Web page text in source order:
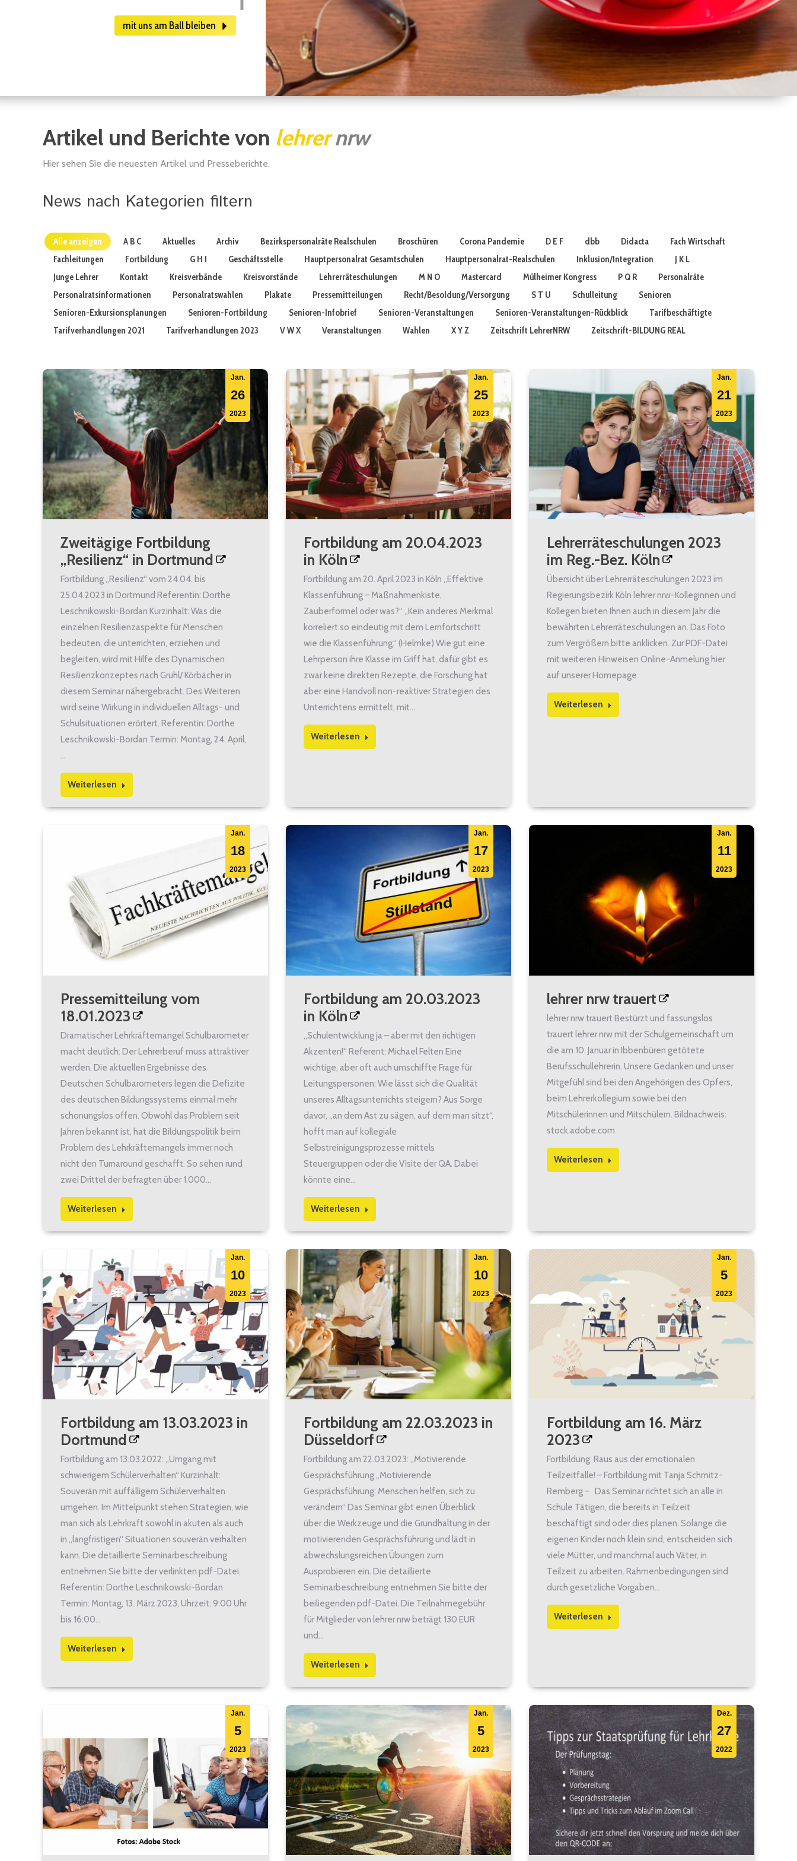
mit uns am Ball bleiben
Artikel und Berichte von lehrernrw
Hier sehen Sie die neuesten Artikel und Presseberichte.
News nach Kategorien filtern
Alle anzeigen A B C Aktuelles Archiv Bezirkspersonalräte Realschulen Broschüren Corona Pandemie D E F dbb Didacta
Fach Wirtschaft
Fachleitungen
Fortbildung G H I Geschäftsstelle Hauptpersonalrat Gesamtschulen Hauptpersonalrat-Realschulen Inklusion/Integration
J K L
Junge Lehrer
Kontakt Kreisverbände Kreisvorstände Lehrerräteschulungen M N O Mastercard Mülheimer Kongress P Q R
Personalräte
Personalratsinformationen
Personalratswahlen Plakate Pressemitteilungen Recht/Besoldung/Versorgung S T U Schulleitung
Senioren
Senioren-Exkursionsplanungen
Senioren-Fortbildung Senioren-Infobrief Senioren-Veranstaltungen Senioren-Veranstaltungen-Rückblick
Tarifbeschäftigte
Tarifverhandlungen 2021
Tarifverhandlungen 2023 V W X Veranstaltungen Wahlen X Y Z Zeitschrift LehrerNRW Zeitschrift-BILDUNG REAL
Jan.
26
2023
Zweitägige Fortbildung
„Resilienz“ in Dortmund
Fortbildung „Resilienz“ vom 24.04. bis
25.04.2023 in Dortmund Referentin: Dorthe
Leschnikowski-Bordan Kurzinhalt: Was die
einzelnen Resilienzaspekte für Menschen
bedeuten, die unterrichten, erziehen und
begleiten, wird mit Hilfe des Dynamischen
Resilienzkonzeptes nach Gruhl/ Körbächer in
diesem Seminar nähergebracht. Des Weiteren
wird seine Wirkung in individuellen Alltags- und
Schulsituationen erörtert. Referentin: Dorthe
Leschnikowski-Bordan Termin: Montag, 24. April,
…
Weiterlesen
Jan.
25
2023
Fortbildung am 20.04.2023
in Köln
Fortbildung am 20. April 2023 in Köln „Effektive
Klassenführung – Maßnahmenkiste,
Zauberformel oder was?“ „Kein anderes Merkmal
korreliert so eindeutig mit dem Lernfortschritt
wie die Klassenführung.“ (Helmke) Wie gut eine
Lehrperson ihre Klasse im Griff hat, dafür gibt es
zwar keine direkten Rezepte, die Forschung hat
aber eine Handvoll non-reaktiver Strategien des
Unterrichtens ermittelt, mit…
Weiterlesen
Jan.
21
2023
Lehrerräteschulungen 2023
im Reg.-Bez. Köln
Übersicht über Lehrerräteschulungen 2023 im
Regierungsbezirk Köln lehrer nrw-Kolleginnen und
Kollegen bieten Ihnen auch in diesem Jahr die
bewährten Lehrerräteschulungen an. Das Foto
zum Vergrößern bitte anklicken. Zur PDF-Datei
mit weiteren Hinweisen Online-Anmelung hier
auf unserer Homepage
Weiterlesen
Jan.
18
2023
Pressemitteilung vom
18.01.2023
Dramatischer Lehrkräftemangel Schulbarometer
macht deutlich: Der Lehrerberuf muss attraktiver
werden. Die aktuellen Ergebnisse des
Deutschen Schulbarometers legen die Defizite
des deutschen Bildungssystems einmal mehr
schonungslos offen. Obwohl das Problem seit
Jahren bekannt ist, hat die Bildungspolitik beim
Problem des Lehrkräftemangels immer noch
nicht den Turnaround geschafft. So sehen rund
zwei Drittel der befragten über 1.000…
Weiterlesen
Jan.
17
2023
Fortbildung am 20.03.2023
in Köln
„Schulentwicklung ja – aber mit den richtigen
Akzenten!“ Referent: Michael Felten Eine
wichtige, aber oft auch umschiffte Frage für
Leitungspersonen: Wie lässt sich die Qualität
unseres Alltagsunterrichts steigern? Aus Sorge
davor, „an dem Ast zu sägen, auf dem man sitzt“,
hofft man auf kollegiale
Selbstreinigungsprozesse mittels
Steuergruppen oder die Visite der QA. Dabei
könnte eine…
Weiterlesen
Jan.
11
2023
lehrer nrw trauert
lehrer nrw trauert Bestürzt und fassungslos
trauert lehrer nrw mit der Schulgemeinschaft um
die am 10. Januar in Ibbenbüren getötete
Berufsschullehrerin. Unsere Gedanken und unser
Mitgefühl sind bei den Angehörigen des Opfers,
beim Lehrerkollegium sowie bei den
Mitschülerinnen und Mitschülern. Bildnachweis:
stock.adobe.com
Weiterlesen
Jan.
10
2023
Fortbildung am 13.03.2023 in
Dortmund
Fortbildung am 13.03.2022: „Umgang mit
schwierigem Schülerverhalten“ Kurzinhalt:
Souverän mit auffälligem Schülerverhalten
umgehen. Im Mittelpunkt stehen Strategien, wie
man sich als Lehrkraft sowohl in akuten als auch
in „langfristigen“ Situationen souverän verhalten
kann. Die detaillierte Seminarbeschreibung
entnehmen Sie bitte der verlinkten pdf-Datei.
Referentin: Dorthe Leschnikowski-Bordan
Termin: Montag, 13. März 2023, Uhrzeit: 9:00 Uhr
bis 16:00…
Weiterlesen
Jan.
10
2023
Fortbildung am 22.03.2023 in
Düsseldorf
Fortbildung am 22.03.2023: „Motivierende
Gesprächsführung „Motivierende
Gesprächsführung: Menschen helfen, sich zu
verändern“ Das Seminar gibt einen Überblick
über die Werkzeuge und die Grundhaltung in der
motivierenden Gesprächsführung und lädt in
abwechslungsreichen Übungen zum
Ausprobieren ein. Die detaillierte
Seminarbeschreibung entnehmen Sie bitte der
beiliegenden pdf-Datei. Die Teilnahmegebühr
für Mitglieder von lehrer nrw beträgt 130 EUR
und…
Weiterlesen
Jan.
5
2023
Fortbildung am 16. März
2023
Fortbildung: Raus aus der emotionalen
Teilzeitfalle! – Fortbildung mit Tanja Schmitz-
Remberg – Das Seminar richtet sich an alle in
Schule Tätigen, die bereits in Teilzeit
beschäftigt sind oder dies planen. Solange die
eigenen Kinder noch klein sind, entscheiden sich
viele Mütter, und manchmal auch Väter, in
Teilzeit zu arbeiten. Rahmenbedingungen sind
durch gesetzliche Vorgaben…
Weiterlesen
Jan.
5
2023
Jan.
5
2023
Dez.
27
2022